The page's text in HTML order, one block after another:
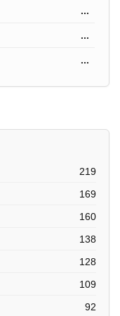
...
...
...
219
169
160
138
128
109
92